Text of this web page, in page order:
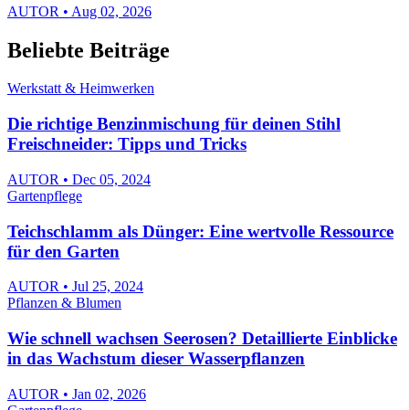
AUTOR • Aug 02, 2026
Beliebte Beiträge
Werkstatt & Heimwerken
Die richtige Benzinmischung für deinen Stihl
Freischneider: Tipps und Tricks
AUTOR • Dec 05, 2024
Gartenpflege
Teichschlamm als Dünger: Eine wertvolle Ressource
für den Garten
AUTOR • Jul 25, 2024
Pflanzen & Blumen
Wie schnell wachsen Seerosen? Detaillierte Einblicke
in das Wachstum dieser Wasserpflanzen
AUTOR • Jan 02, 2026